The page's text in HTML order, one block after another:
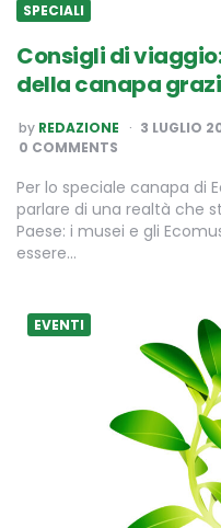
SPECIALI
Consigli di
della canapa
POSTED
BY
by REDAZIONE 3 LUGLIO
0 COMMENTS
Per lo speciale canapa di
parlare di una realtà che
Paese: i musei e gli
essere…
EVENTI